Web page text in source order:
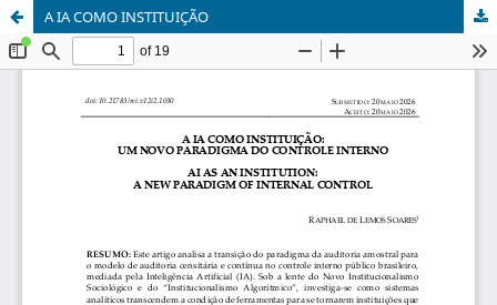
A IA COMO INSTITUIÇÃO